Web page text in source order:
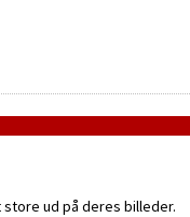
ud på deres billeder.